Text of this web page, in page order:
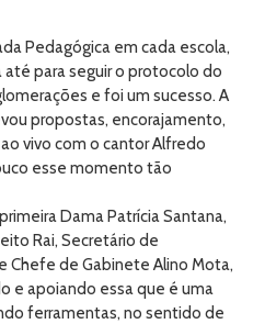
Pedagógica em cada escola,
para seguir o protocolo do
e foi um sucesso. A
propostas, encorajamento,
vivo com o cantor Alfredo
esse momento tão
Dama Patrícia Santana,
Rai, Secretário de
Chefe de Gabinete Alino Mota,
e apoiando essa que é uma
ferramentas, no sentido de